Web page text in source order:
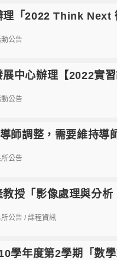
理「2022 Think Next
公告
展中心辦理【2022實
公告
師調整，需要維持導
所公告
授「影像處理與分
所公告 / 課程資訊
學年度第2學期「數